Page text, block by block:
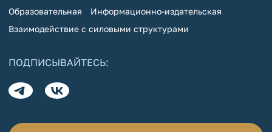
Образовательная
Информационно-издательская
Взаимодействие с силовыми структурами
ПОДПИСЫВАЙТЕСЬ: